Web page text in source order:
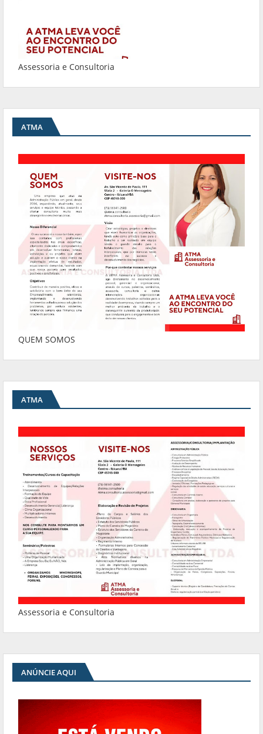
Assessoria e Consultoria
ATMA
QUEM SOMOS
ATMA
Assessoria e Consultoria
ANÚNCIE AQUI